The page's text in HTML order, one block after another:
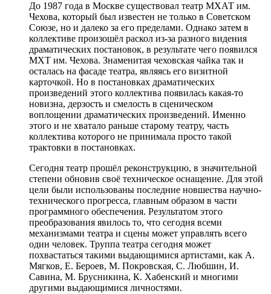
До 1987 года в Москве существовал театр МХАТ им.
Чехова, который был известен не только в Советском
Союзе, но и далеко за его пределами. Однако затем в
коллективе произошёл раскол из-за разного видения
драматических постановок, в результате чего появился
МХТ им. Чехова. Знаменитая чеховская чайка так и
осталась на фасаде театра, являясь его визитной
карточкой. Но в постановках драматических
произведений этого коллектива появилась какая-то
новизна, дерзость и смелость в сценическом
воплощении драматических произведений. Именно
этого и не хватало раньше старому театру, часть
коллектива которого не принимала просто такой
трактовки в постановках.
Сегодня театр прошёл реконструкцию, в значительной
степени обновив своё техническое оснащение. Для этой
цели были использованы последние новшества научно-
технического прогресса, главным образом в части
программного обеспечения. Результатом этого
преобразования явилось то, что сегодня всеми
механизмами театра и сцены может управлять всего
один человек. Труппа театра сегодня может
похвастаться такими выдающимися артистами, как А.
Мягков, Е. Бероев, М. Покровская, С. Любшин, И.
Савина, М. Брусникина, К. Хабенский и многими
другими выдающимися личностями.